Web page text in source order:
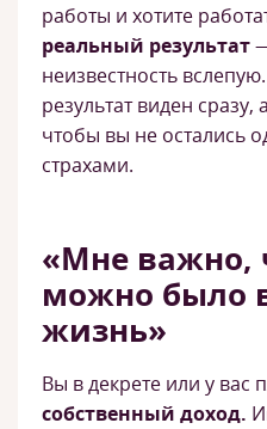
работы и хотите
реальный результат
неизвестность
результат виден
чтобы вы не остались
страхами.
«Мне важно,
можно было
жизнь»
Вы в декрете или у вас
собственный доход.